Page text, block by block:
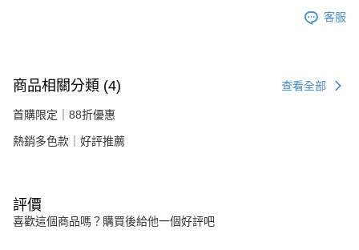
客服
商品相關分類 (4) 查看全部
首購限定｜88折優惠
熱銷多色款｜好評推薦
評價
喜歡這個商品嗎？購買後給他一個好評吧